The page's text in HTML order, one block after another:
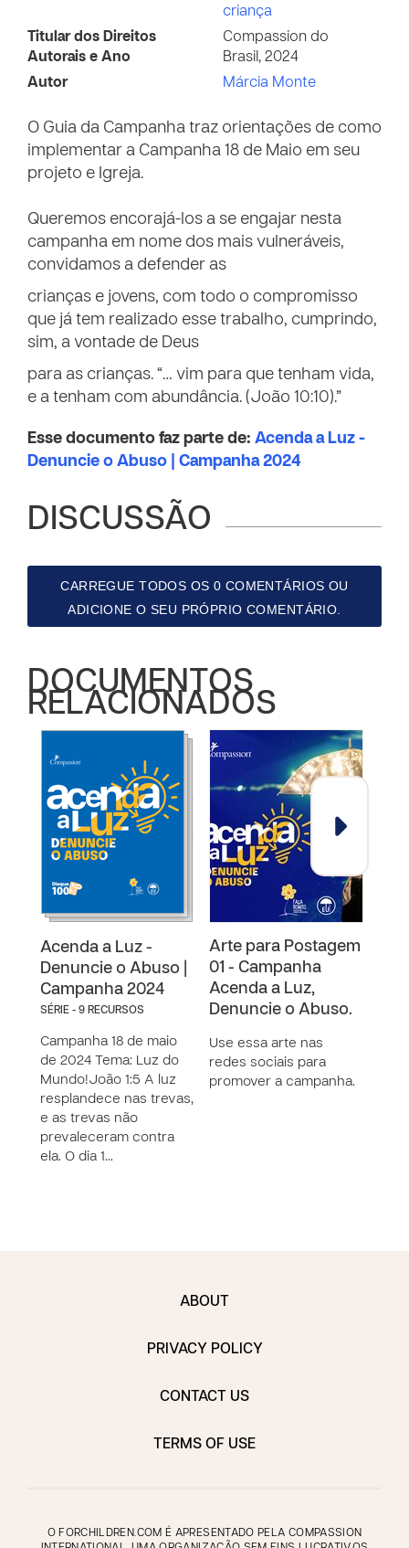
criança
Titular dos Direitos
Autorais e Ano
Compassion do
Brasil, 2024
Autor
Márcia Monte
O Guia da Campanha traz orientações de como
implementar a Campanha 18 de Maio em seu
projeto e Igreja.
Queremos encorajá-los a se engajar nesta
campanha em nome dos mais vulneráveis,
convidamos a defender as
crianças e jovens, com todo o compromisso
que já tem realizado esse trabalho, cumprindo,
sim, a vontade de Deus
para as crianças. “… vim para que tenham vida,
e a tenham com abundância. (João 10:10).”
Esse documento faz parte de: Acenda a Luz -
Denuncie o Abuso | Campanha 2024
DISCUSSÃO
CARREGUE TODOS OS 0 COMENTÁRIOS OU
ADICIONE O SEU PRÓPRIO COMENTÁRIO.
DOCUMENTOS
RELACIONADOS
Acenda a Luz -
Denuncie o Abuso |
Campanha 2024
SÉRIE - 9 RECURSOS
Campanha 18 de maio
de 2024 Tema: Luz do
Mundo!João 1:5 A luz
resplandece nas trevas,
e as trevas não
prevaleceram contra
ela. O dia 1…
Arte para Postagem
01 - Campanha
Acenda a Luz,
Denuncie o Abuso.
Use essa arte nas
redes sociais para
promover a campanha.
ABOUT
PRIVACY POLICY
CONTACT US
TERMS OF USE
O FORCHILDREN.COM É APRESENTADO PELA COMPASSION